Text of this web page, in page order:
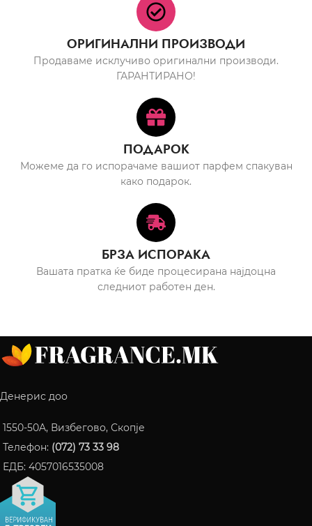
ОРИГИНАЛНИ ПРОИЗВОДИ
Продаваме исклучиво оригинални производи.
ГАРАНТИРАНО!
ПОДАРОК
Можеме да го испорачаме вашиот парфем спакуван
како подарок.
БРЗА ИСПОРАКА
Вашата пратка ќе биде процесирана најдоцна
следниот работен ден.
Денерис доо
1550-50A, Визбегово, Скопје
Телефон: (072) 73 33 98
ЕДБ: 4057016535008